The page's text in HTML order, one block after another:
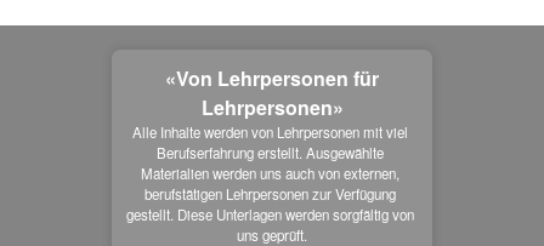
«Von Lehrpersonen für
Lehrpersonen»
Alle Inhalte werden von Lehrpersonen mit viel
Berufserfahrung erstellt. Ausgewählte
Materialien werden uns auch von externen,
berufstätigen Lehrpersonen zur Verfügung
gestellt. Diese Unterlagen werden sorgfältig von
uns geprüft.